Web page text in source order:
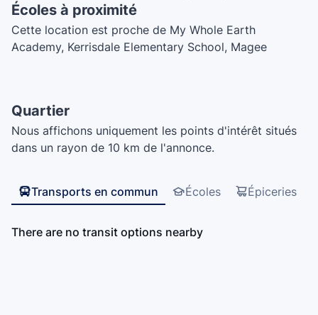
Écoles à proximité
Cette location est proche de My Whole Earth
Academy, Kerrisdale Elementary School, Magee
Quartier
Nous affichons uniquement les points d'intérêt situés
dans un rayon de 10 km de l'annonce.
Transports en commun Écoles Épiceries
There are no transit options nearby